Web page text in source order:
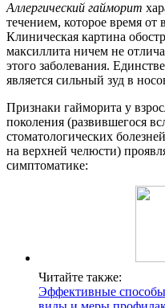
Аллергический гайморит
течением, которое время
Клиническая картина
максиллита ничем не
этого заболевания.
является сильный зуд в
Признаки гайморита у
поколения (развившегося
стоматологических
на верхней челюсти)
симптоматике:
Читайте также:
Эффективные